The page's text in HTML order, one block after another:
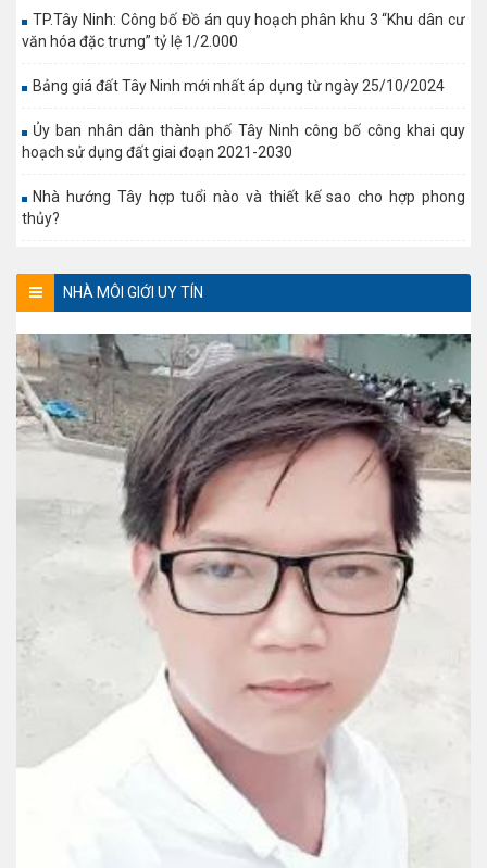
TP.Tây Ninh: Công bố Đồ án quy hoạch phân khu 3 “Khu dân cư
văn hóa đặc trưng” tỷ lệ 1/2.000
Bảng giá đất Tây Ninh mới nhất áp dụng từ ngày 25/10/2024
Ủy ban nhân dân thành phố Tây Ninh công bố công khai quy
hoạch sử dụng đất giai đoạn 2021-2030
Nhà hướng Tây hợp tuổi nào và thiết kế sao cho hợp phong
thủy?
NHÀ MÔI GIỚI UY TÍN